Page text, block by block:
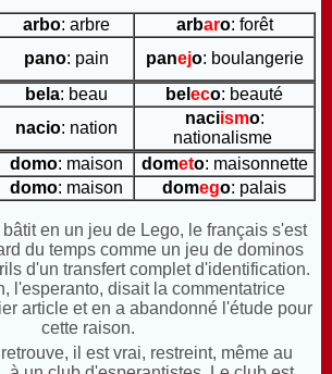
arbo: arbre arbaro: forêt
pano: pain panejo: boulangerie
bela: beau bel eco: beauté
nacio: nation
naciismo:
nationalisme
domo: maison dometo: maisonnette
domo: maison domego: palais
en un jeu de Lego, le français s'est
du temps comme un jeu de dominos
d'un transfert complet d'identification.
l'esperanto, disait la commentatrice
article et en a abandonné l'étude pour
cette raison.
il est vrai, restreint, même au